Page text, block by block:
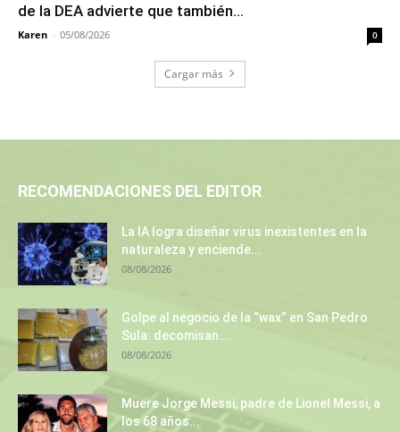
de la DEA advierte que también...
Karen - 05/08/2026 0
Cargar más
RECOMENDACIONES DEL EDITOR
La IA logra diseñar virus inexistentes en la
naturaleza y enciende...
08/08/2026
Golpe al negocio de la “wax” en San Pedro
Sula: decomisan...
08/08/2026
Muere Jorge Messi, padre de Lionel Messi, a
los 68 años...